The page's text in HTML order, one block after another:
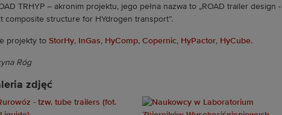
TRHYP – akronim projektu, jego pełna nazwa to „ROAD trailer
composite structure for HYdrogen transport”.
projekty to StorHy, InGas, HyComp, Copernic, HyPactor, HyCube.
Róg
zdjęć